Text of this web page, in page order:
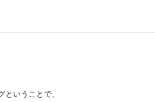
いうことで、